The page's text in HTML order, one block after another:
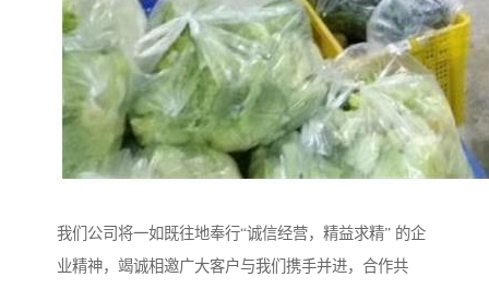
我们公司将一如既往地奉行“诚信经营，精益求精” 的企
业精神，竭诚相邀广大客户与我们携手并进，合作共